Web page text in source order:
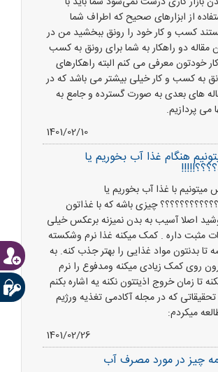
از ابزارهای صحیح که اطراف شما
کسب و کار خود را رونق ببخشید من در
مقاله دو راهکار به شما برای رونق به کسب
خودتون معرفی می کنم البته راهکارهای
به کسب و کار خیلی بیشتر می باشد که در
های بعدی به صورت گسترده و جامع به
می پردازیم.
1401/02/10
هنگام غذا آب بخوریم یا
با غذا آب بخوریم یا
چیزی باشه که با غذاتون
اصلا آسیب به بدن نمیزنه برعکس خیلی
مثبت داره . کمک میکنه غذا نرم وشکسته
تا بدنتون مواد غذایی را بهتر جذب کنه. به
روی کمک زیادی میکنه ومدفوع را نرم
تا زمان خروج اذیتتون نکنه یه اشاره بکنم
تحقیقاتی که در مجله آکادمی تغذیه ورژیم
میکردم:
1401/02/26
چیز در مورد مصرف آب